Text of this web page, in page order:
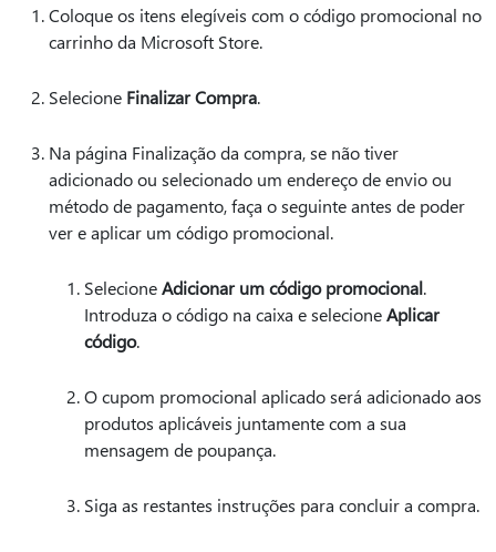
Coloque os itens elegíveis com o código promocional no
carrinho da Microsoft Store.
Selecione Finalizar Compra.
Na página Finalização da compra, se não tiver
adicionado ou selecionado um endereço de envio ou
método de pagamento, faça o seguinte antes de poder
ver e aplicar um código promocional.
SelecioneAdicionar um código promocional.
Introduza o código na caixa e selecioneAplicar
código.
O cupom promocional aplicado será adicionado aos
produtos aplicáveis juntamente com a sua
mensagem de poupança.
Siga as restantes instruções para concluir a compra.